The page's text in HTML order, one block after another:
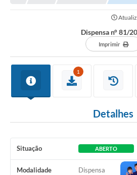
PLANO ANUAL DE CONTRATAÇÕES (PAC)
Contato
Ordem de Serviços
Serviços e Informações Online
Dispensa n° 81/
Imprimir
1
Detalhes
Situação ABERTO
Modalidade Dispensa